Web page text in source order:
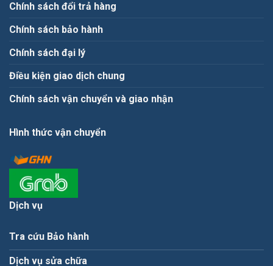
Chính sách đổi trả hàng
Chính sách bảo hành
Chính sách đại lý
Điều kiện giao dịch chung
Chính sách vận chuyển và giao nhận
Hình thức vận chuyển
Dịch vụ
Tra cứu Bảo hành
Dịch vụ sửa chữa